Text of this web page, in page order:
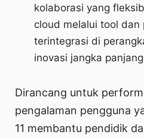
kolaborasi yang
cloud melalui tool dan
terintegrasi di
inovasi jangka
Dirancang untuk
pengalaman pengguna
11 membantu pendidik